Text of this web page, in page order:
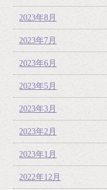
2023年8月
2023年7月
2023年6月
2023年5月
2023年3月
2023年2月
2023年1月
2022年12月